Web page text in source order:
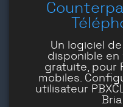
Un logiciel
disponible en
gratuite, pour
mobiles.
utilisateur